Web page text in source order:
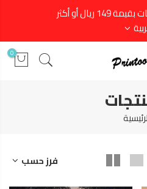
ريال أو أكثر
0
فرز حسب